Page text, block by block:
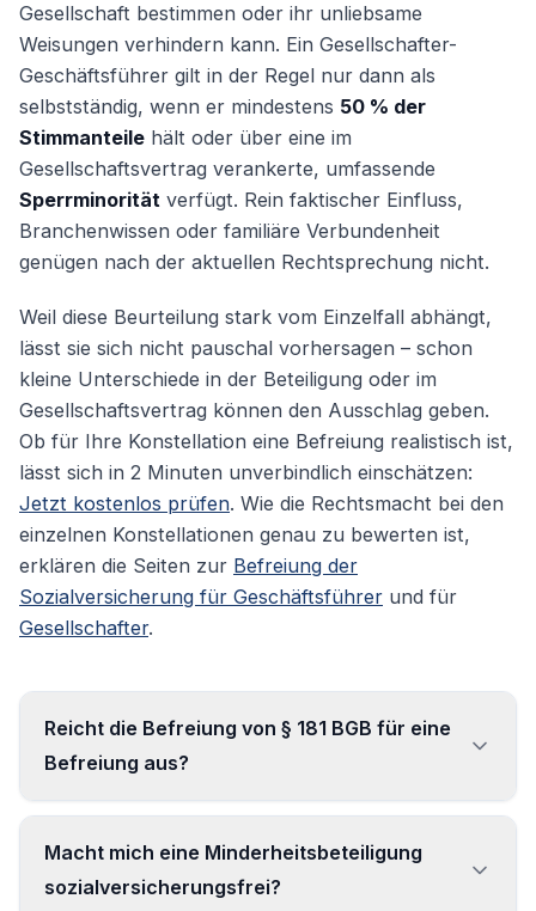
Gesellschaft bestimmen oder ihr unliebsame
Weisungen verhindern kann. Ein Gesellschafter-
Geschäftsführer gilt in der Regel nur dann als
selbstständig, wenn er mindestens 50 % der
Stimmanteile hält oder über eine im
Gesellschaftsvertrag verankerte, umfassende
Sperrminorität verfügt. Rein faktischer Einfluss,
Branchenwissen oder familiäre Verbundenheit
genügen nach der aktuellen Rechtsprechung nicht.
Weil diese Beurteilung stark vom Einzelfall abhängt,
lässt sie sich nicht pauschal vorhersagen – schon
kleine Unterschiede in der Beteiligung oder im
Gesellschaftsvertrag können den Ausschlag geben.
Ob für Ihre Konstellation eine Befreiung realistisch ist,
lässt sich in 2 Minuten unverbindlich einschätzen:
Jetzt kostenlos prüfen. Wie die Rechtsmacht bei den
einzelnen Konstellationen genau zu bewerten ist,
erklären die Seiten zur Befreiung der
Sozialversicherung für Geschäftsführer und für
Gesellschafter.
Reicht die Befreiung von § 181 BGB für eine
Befreiung aus?
entscheidet den Status nicht – bei
Gesellschaftern zählt vor allem die Rechtsmacht.
Macht mich eine Minderheitsbeteiligung
sozialversicherungsfrei?